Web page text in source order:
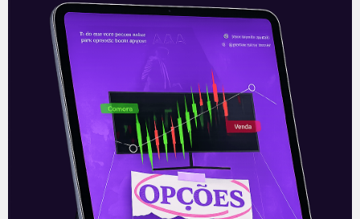
Comissões da Câmara
Ainda sem acordo entre partidos, foi
novamente adiada a instalação das
comissões na Câmara dos Deputados. O
presidente da Câmara, Arthur Lira (PP-
AL), deu até